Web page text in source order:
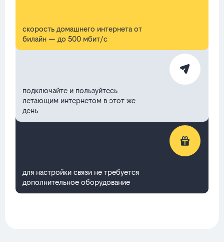
скорость домашнего интернета от
билайн — до 500 мбит/с
подключайте и пользуйтесь
летающим интернетом в этот же
день
для настройки связи не требуется
дополнительное оборудование